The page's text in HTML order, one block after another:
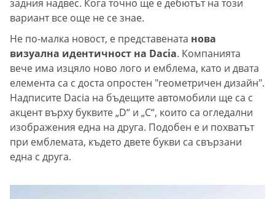
задния надвес. Кога точно ще е дебютът на този
вариант все още не се знае.
Не по-малка новост, е представената нова
визуална идентичност на Dacia. Компанията
вече има изцяло ново лого и емблема, като и двата
елемента са с доста опростен "геометричен дизайн".
Надписите Dacia на бъдещите автомобили ще са с
акцент върху буквите „D“ и „C“, които са огледални
изображения една на друга. Подобен е и похватът
при емблемата, където двете букви са свързани
една с друга.